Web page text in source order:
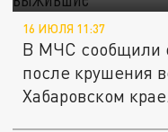
16 ИЮЛЯ 11:37
В МЧС сообщили
после крушения
Хабаровском крае.